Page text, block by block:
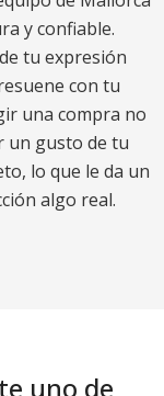
y confiable.
tu expresión
con tu
una compra no
un gusto de tu
lo que le da un
algo real.
uno de